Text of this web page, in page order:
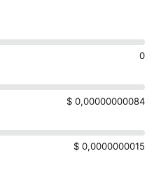
0
$ 0,00000000084
$ 0,0000000015